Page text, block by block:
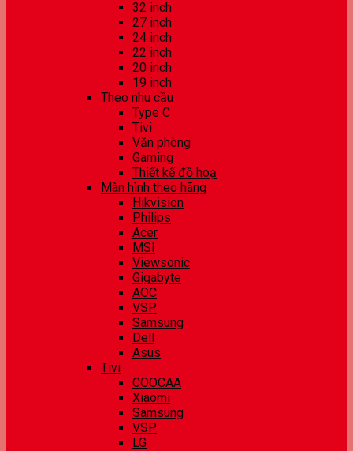
32 inch
27 inch
24 inch
22 inch
20 inch
19 inch
Theo nhu cầu
Type C
Tivi
Văn phòng
Gaming
Thiết kế đồ hoạ
Màn hình theo hãng
Hikvision
Philips
Acer
MSI
Viewsonic
Gigabyte
AOC
VSP
Samsung
Dell
Asus
Tivi
COOCAA
Xiaomi
Samsung
VSP
LG